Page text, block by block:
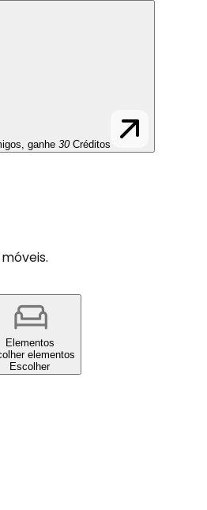
ganhe 30 Créditos
Elementos
elementos
Escolher